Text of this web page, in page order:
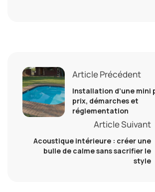
Article Précédent
Installation d’une mini
prix, démarches et
réglementation
Article Suivant
Acoustique intérieure : créer une
bulle de calme sans sacrifier le
style